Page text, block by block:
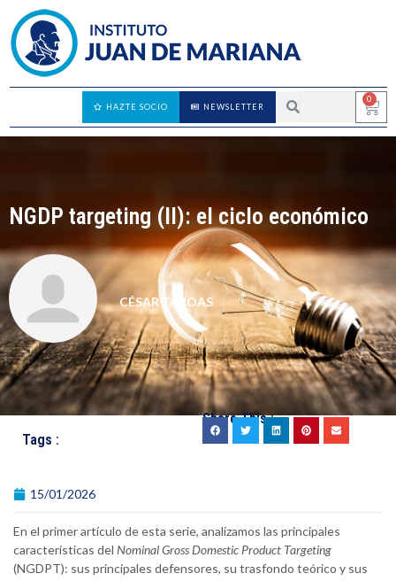
0
NEWSLETTER
HAZTE SOCIO
NGDP targeting (II): el ciclo económico
CÉSAR TABOAS
Tags :
Share This :
15/01/2026
En el primer artículo de esta serie, analizamos las principales
características del Nominal Gross Domestic Product Targeting
(NGDPT): sus principales defensores, su trasfondo teórico y sus